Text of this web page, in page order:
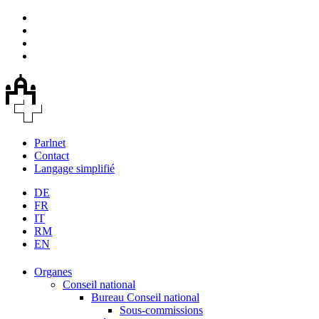
Parlnet
Contact
Langage simplifié
DE
FR
IT
RM
EN
Organes
Conseil national
Bureau Conseil national
Sous-commissions